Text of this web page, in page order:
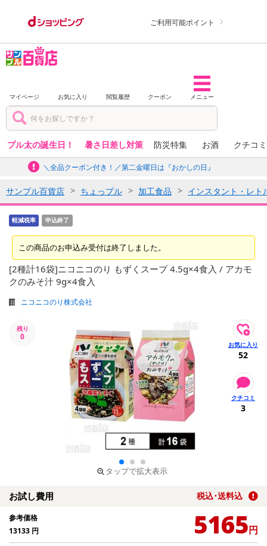
ご利用可能ポイント
マイページ お気に入り 閲覧履歴 クーポン メニュー
プル太の誕生日！ 暑さ日差し対策 防災特集 お酒 クチコ
＼全品クーポン付き！／第二金曜日は『おかしの日』
サンプル百貨店 ちょっプル 加工食品 インスタント・レト
軽減税率 申込終了
この商品のお申込み受付は終了しました。
[2種計16袋]ニコニコのり もずくスープ 4.5g×4食入 / アカモ
クのみそ汁 9g×4食入
ニコニコのり株式会社
残り
0
タップで拡大表示
52
3
お試し費用 税込･送料込
参考価格
13133 円 5165円